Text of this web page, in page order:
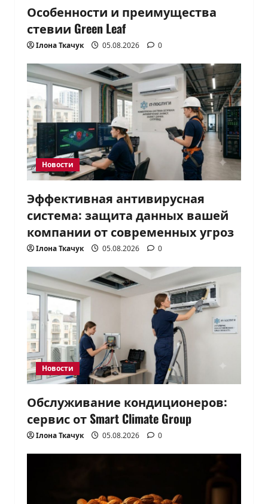
Особенности и преимущества
стевии Green Leaf
Ілона Ткачук 05.08.2026 0
Новости
Эффективная антивирусная
система: защита данных вашей
компании от современных угроз
Ілона Ткачук 05.08.2026 0
Новости
Обслуживание кондиционеров:
сервис от Smart Climate Group
Ілона Ткачук 05.08.2026 0